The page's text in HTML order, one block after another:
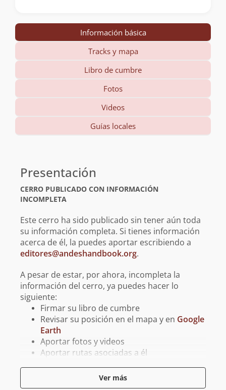
Información básica
Tracks y mapa
Libro de cumbre
Fotos
Videos
Guías locales
básica
Presentación
CERRO PUBLICADO CON INFORMACIÓN
INCOMPLETA
Este cerro ha sido publicado sin tener aún toda
su información completa. Si tienes información
acerca de él, la puedes aportar escribiendo a
editores@andeshandbook.org.
A pesar de estar, por ahora, incompleta la
información del cerro, ya puedes hacer lo
siguiente:
Firmar su libro de cumbre
Revisar su posición en el mapa y en Google
Earth
Aportar fotos y videos
Aportar rutas asociadas a él
Ver más